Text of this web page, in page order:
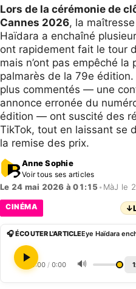
Lors de la cérémonie de
Cannes 2026, la
Haïdara a enchaîné
ont rapidement fait le tour
mais n’ont pas empêché la
palmarès de la 79e
plus commentés — une
annonce erronée du
édition — ont suscité des
TikTok, tout en laissant se
la remise des prix.
Anne Sophie
Voir tous ses articles
Le 24 mai 2026 à 01:15 • MàJ le
CINÉMA ↓
🎧 ÉCOUTER L'ARTICLE
0:00 / 0:00 🔊